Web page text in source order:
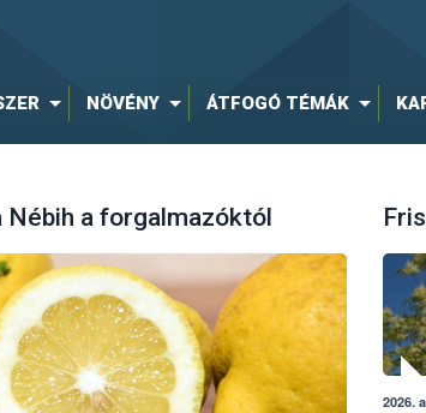
NÖVÉNY ÁTFOGÓ TÉMÁK
a forgalmazóktól
2026.